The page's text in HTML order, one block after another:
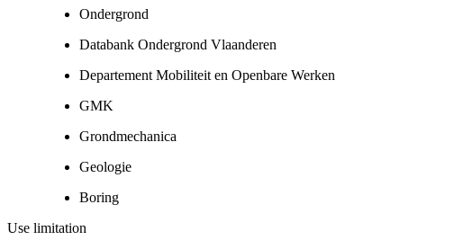
Ondergrond
Databank Ondergrond Vlaanderen
Departement Mobiliteit en Openbare Werken
GMK
Grondmechanica
Geologie
Boring
Use limitation